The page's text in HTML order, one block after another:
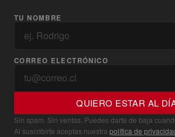
TU NOMBRE
CORREO ELECTRÓNICO
QUIERO ESTAR AL
Sin spam. Sin ventas. Puedes darte de baja
Al suscribirte aceptas nuestra política de